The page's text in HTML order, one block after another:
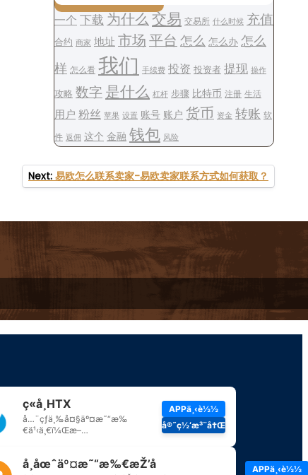
一个 下载 为什么 交易 交易所 什么时候 充值
合约 商家 地址 市场 平台 怎么 怎么办 怎么
样 怎么看 我们 手续费 投资 投资者 提现 操作
攻略 数字 是什么 杠杆 步骤 比特币 注册 生活
用户 粉丝 苹果 设置 账号 账户 货币 资金 转账 软
件 返佣 这个 金融 钱包 风险
Next: 易欧怎么联系卖家-易欧卖家联系方式如何获取？